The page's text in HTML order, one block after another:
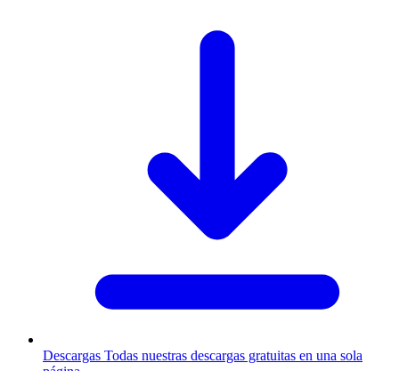
Descargas Todas nuestras descargas gratuitas en una sola